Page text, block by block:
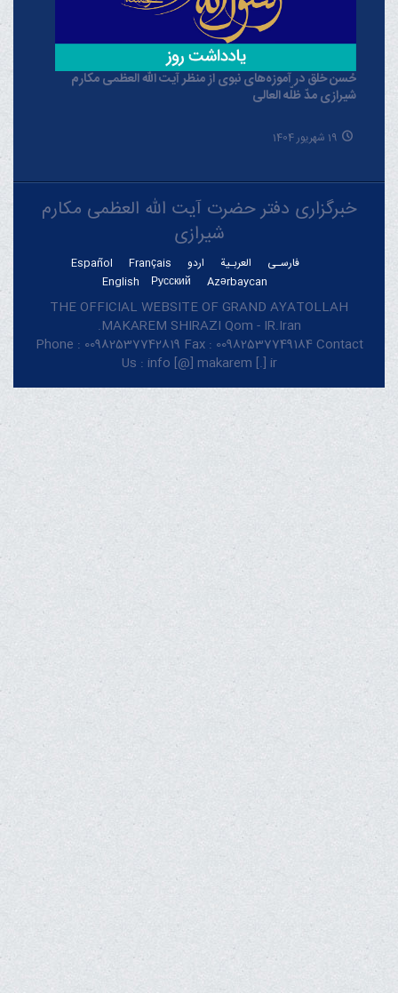
حُسن خلق در آموزه‌های نبوی از منظر آیت الله العظمی مکارم
شیرازی مدّ ظلّه العالی
19 شهریور 1404
خبرگزاری دفتر حضرت آیت الله العظمی مکارم
شیرازی
فارسـی العربـیة اردو Français
Español
Azərbaycan
Русский
English
THE OFFICIAL WEBSITE OF GRAND AYATOLLAH
MAKAREM SHIRAZI Qom - IR.Iran.
Phone : 00982537742819 Fax : 00982537749184 Contact
Us : info [@] makarem [.] ir